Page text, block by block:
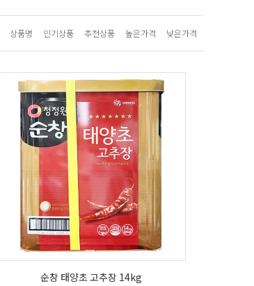
상품명 인기상품 추천상품 높은가격 낮은가격
순창 태양초 고추장 14kg